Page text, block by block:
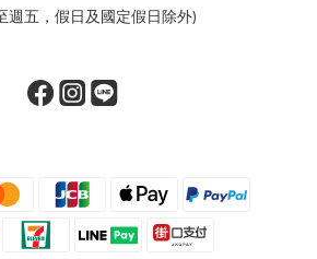
週五，假日及國定假日除外)